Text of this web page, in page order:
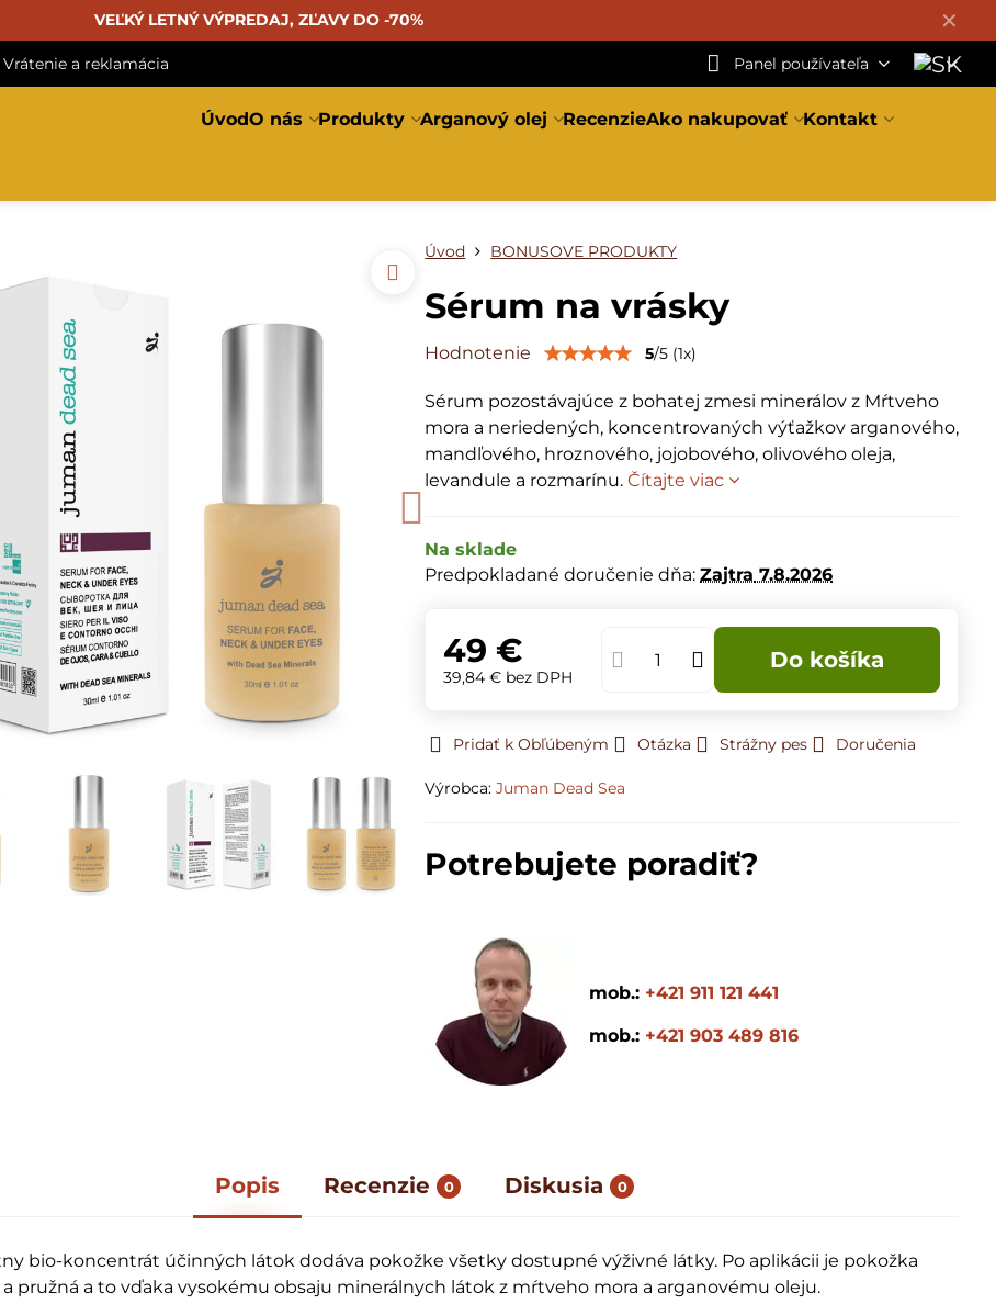
✕
VEĽKÝ LETNÝ VÝPREDAJ, ZĽAVY DO -70%
Vrátenie a reklamácia Panel používateľa
ÚvodO nás Produkty Arganový olej RecenzieAko nakupovať Kontakt
Úvod BONUSOVE PRODUKTY
Sérum na vrásky
Hodnotenie 5/5 (1x)
Sérum pozostávajúce z bohatej zmesi minerálov z Mŕtveho
mora a neriedených, koncentrovaných výťažkov arganového,
mandľového, hroznového, jojobového, olivového oleja,
levandule a rozmarínu.Čítajte viac
Na sklade
Predpokladané doručenie dňa:Zajtra 7.8.2026
49 €
39,84 € bez DPH
Do košíka
Pridať k Obľúbeným Otázka Strážny pes Doručenia
Výrobca:Juman Dead Sea
Potrebujete poradiť?
mob.: +421 911 121 441
mob.: +421 903 489 816
Popis Recenzie 0 Diskusia 0
bio-koncentrát účinných látok dodáva pokožke všetky dostupné výživné látky. Po aplikácii je pokožka
a pružná a to vďaka vysokému obsaju minerálnych látok z mŕtveho mora a arganovému oleju.